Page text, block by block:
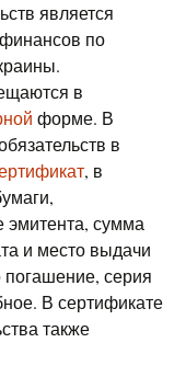
является
по
в
форме. В
в
, в
сумма
и место выдачи
погашение, серия
В сертификате
также